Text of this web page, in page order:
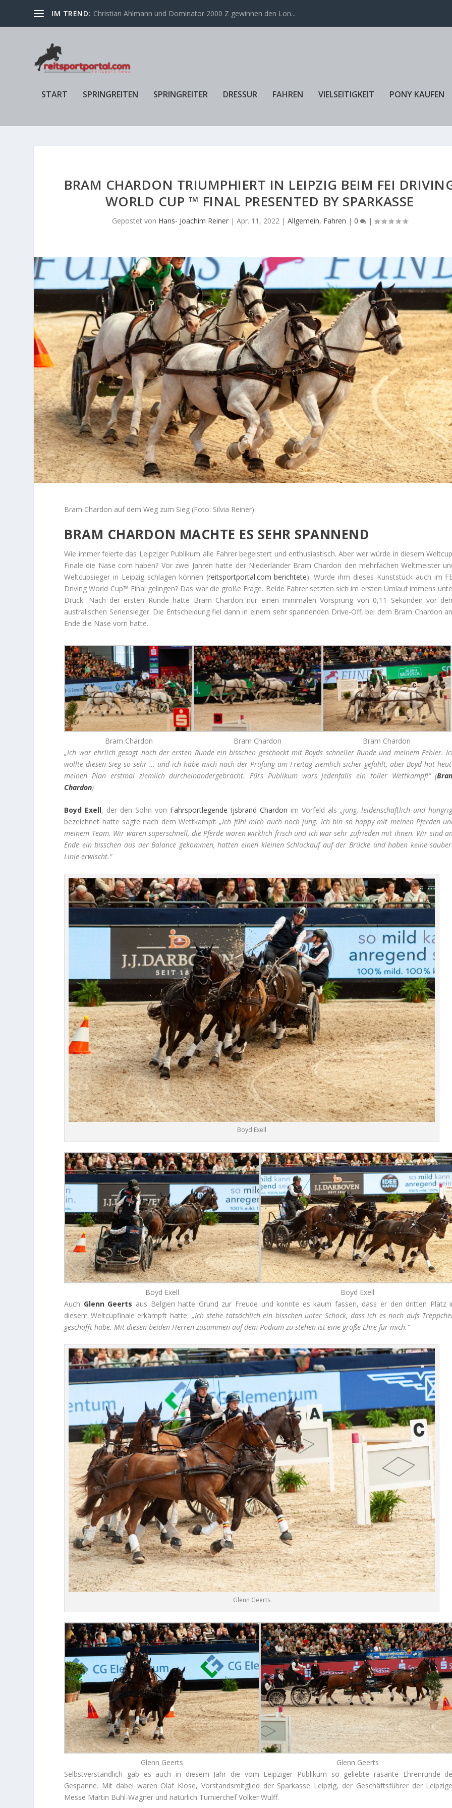
IM TREND: Christian Ahlmann und Dominator 2000 Z gewinnen den Lon...
START SPRINGREITEN SPRINGREITER DRESSUR FAHREN VIELSEITIGKEIT PONY KAUFEN
BRAM CHARDON TRIUMPHIERT IN LEIPZIG BEIM FEI
WORLD CUP ™ FINAL PRESENTED BY SPARKASSE
Gepostet von Hans- Joachim Reiner| Apr. 11, 2022| Allgemein, Fahren | 0 |
Bram Chardon auf dem Weg zum Sieg (Foto: Silvia Reiner)
BRAM CHARDON MACHTE ES SEHR SPANNEND
Wie immer feierte das Leipziger Publikum alle Fahrer begeistert und enthusiastisch. Aber wer würde in diesem
Finale die Nase corn haben? Vor zwei Jahren hatte der Niederländer Bram Chardon den mehrfachen Weltmeister
Weltcupsieger in Leipzig schlagen können (reitsportportal.com berichtete). Würde ihm dieses Kunststück auch im
Driving World Cup™ Final gelingen? Das war die große Frage. Beide Fahrer setzten sich im ersten Umlauf immens
Druck. Nach der ersten Runde hatte Bram Chardon nur einen minimalen Vorsprung von 0,11 Sekunden vor
australischen Seriensieger. Die Entscheidung fiel dann in einem sehr spannenden Drive-Off, bei dem Bram Chardon
Ende die Nase vorn hatte.
Bram Chardon Bram Chardon
Bram Chardon
„Ich war ehrlich gesagt nach der ersten Runde ein bisschen geschockt mit Boyds schneller Runde und meinem Fehler.
wollte diesen Sieg so sehr … und ich habe mich nach der Prüfung am Freitag ziemlich sicher gefühlt, aber Boyd hat
meinen Plan erstmal ziemlich durcheinandergebracht. Fürs Publikum wars jedenfalls ein toller Wettkampf!“ (
Chardon)
Boyd Exell, der den Sohn von Fahrsportlegende Ijsbrand Chardon im Vorfeld als„jung, leidenschaftlich und
bezeichnet hatte sagte nach dem Wettkampf:„Ich fühl mich auch noch jung. Ich bin so happy mit meinen Pferden
meinem Team. Wir waren superschnell, die Pferde waren wirklich frisch und ich war sehr zufrieden mit ihnen. Wir sind
Ende ein bisschen aus der Balance gekommen, hatten einen kleinen Schluckauf auf der Brücke und haben keine
Linie erwischt.“
Boyd Exell
Boyd Exell
Boyd Exell
Auch Glenn Geerts aus Belgien hatte Grund zur Freude und konnte es kaum fassen, dass er den dritten Platz
diesem Weltcupfinale erkämpft hatte: „Ich stehe tatsächlich ein bisschen unter Schock, dass ich es noch aufs
geschafft habe. Mit diesen beiden Herren zusammen auf dem Podium zu stehen ist eine große Ehre für mich.“
Glenn Geerts
Glenn Geerts
Glenn Geerts
Selbstverständlich gab es auch in diesem Jahr die vom Leipziger Publikum so geliebte rasante Ehrenrunde
Gespanne. Mit dabei waren Olaf Klose, Vorstandsmitglied der Sparkasse Leipzig, der Geschäftsführer der
Messe Martin Buhl-Wagner und natürlich Turnierchef Volker Wulff.